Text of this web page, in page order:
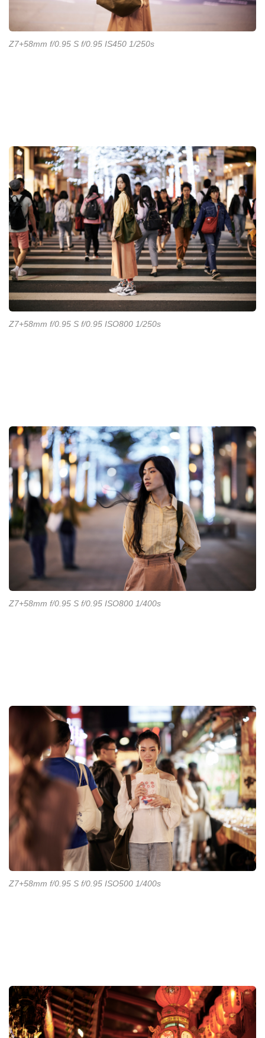
Z7+58mm f/0.95 S f/0.95 IS450 1/250s
Z7+58mm f/0.95 S f/0.95 ISO800 1/250s
Z7+58mm f/0.95 S f/0.95 ISO800 1/400s
Z7+58mm f/0.95 S f/0.95 ISO500 1/400s